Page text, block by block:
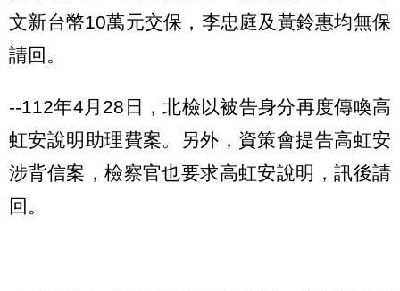
文新台幣10萬元交保，李忠庭及黃鈴惠均無保
請回。
--112年4月28日，北檢以被告身分再度傳喚高
虹安說明助理費案。另外，資策會提告高虹安
涉背信案，檢察官也要求高虹安說明，訊後請
回。